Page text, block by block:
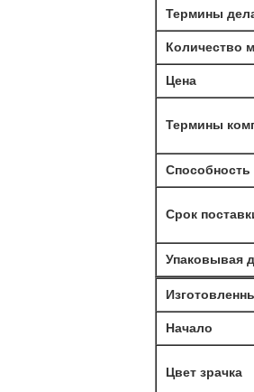
Термины
Количество
Цена
Термины
Способность
Срок
Упаковывая
Начало
Цвет зрачка